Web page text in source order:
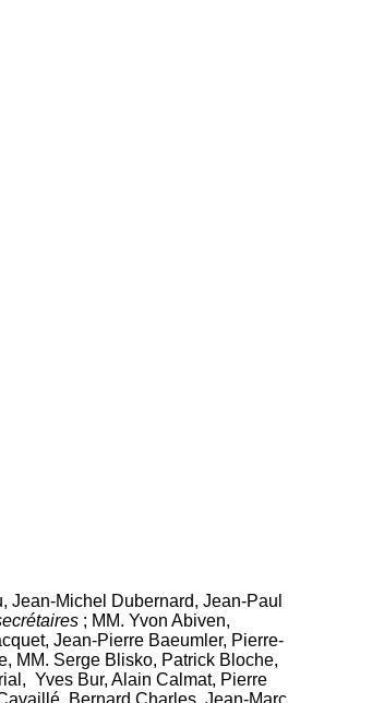
Jean-Michel Dubernard, Jean-Paul
; MM. Yvon Abiven,
Jean-Pierre Baeumler, Pierre-
MM. Serge Blisko, Patrick Bloche,
Yves Bur, Alain Calmat, Pierre
Bernard Charles, Jean-Marc